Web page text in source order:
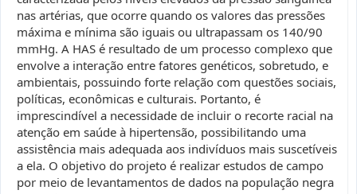
nas artérias, que ocorre quando os valores das pressões
máxima e mínima são iguais ou ultrapassam os 140/90
mmHg. A HAS é resultado de um processo complexo que
envolve a interação entre fatores genéticos, sobretudo, e
ambientais, possuindo forte relação com questões sociais,
políticas, econômicas e culturais. Portanto, é
imprescindível a necessidade de incluir o recorte racial na
atenção em saúde à hipertensão, possibilitando uma
assistência mais adequada aos indivíduos mais suscetíveis
a ela. O objetivo do projeto é realizar estudos de campo
por meio de levantamentos de dados na população negra